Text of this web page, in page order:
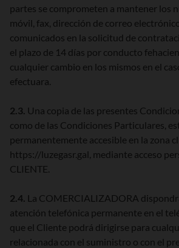
partes se comprometen a mantener los
móvil, fax, dirección de correo
comunicados en la solicitud de
el plazo de 14 días por conducto
cualquier cambio en los mismos en el
efectuara.
2.3. Una copia de las presentes
como de las Condiciones Particulares,
permanentemente accesible en la zona
https://luzegasr.gal, mediante acceso
CLIENTE.
2.4. La COMERCIALIZADORA
atención telefónica permanente en el
que el Cliente podrá dirigirse para
relacionada con el suministro o con el